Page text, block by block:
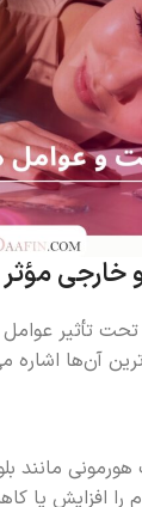
خارجی
تأثیر عوامل
آن‌ها اشاره
هورمونی مانند
را افزایش یا